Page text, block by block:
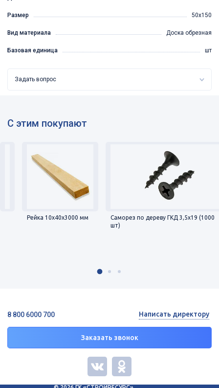
Размер 50х150
Вид материала Доска обрезная
Базовая единица шт
Задать вопрос
С этим покупают
Рейка 10х40х3000 мм
Саморез по дереву ГКД 3,5х19 (1000
шт)
8 800 6000 700
Заказать звонок
Написать директору